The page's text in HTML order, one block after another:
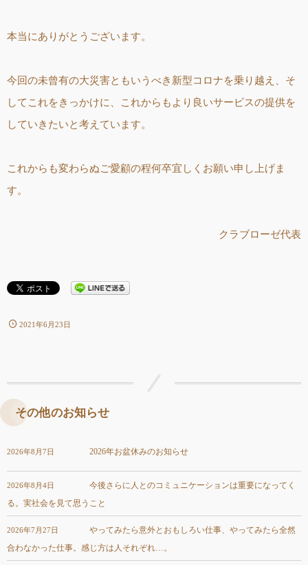
本当にありがとうございます。
今回の未曾有の大災害ともいうべき新型コロナを乗り越え、そ
してこれをきっかけに、これからもより良いサービスの提供を
していきたいと考えています。
これからも変わらぬご愛顧の程何卒宜しくお願い申し上げま
す。
クラブローゼ代表
2021年6月23日
その他のお知らせ
2026年8月7日 2026年お盆休みのお知らせ
2026年8月4日
今後さらに人とのコミュニケーションは重要になってく
る。実社会を見て思うこと
2026年7月27日
やってみたら意外とおもしろい仕事、やってみたら全然
合わなかった仕事。感じ方は人それぞれ…。